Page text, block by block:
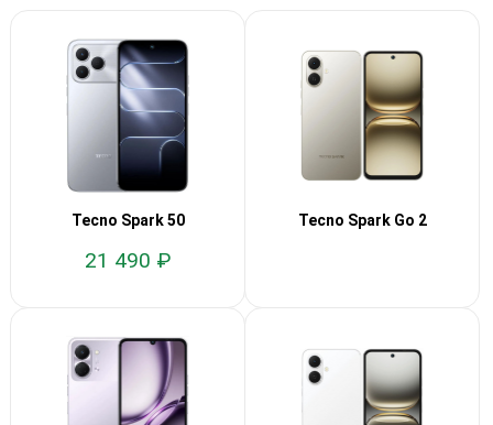
Tecno Spark 50
21 490 ₽
Tecno Spark Go 2